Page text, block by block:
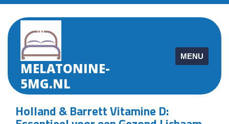
Skip
content
MELATONINE-
5MG.NL
MENU
Holland & Barrett Vitamine D: